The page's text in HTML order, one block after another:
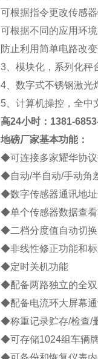
可根据指令更改传感
可根据不同的应用环
防止利用简单电路改
3、模块化，系列化秤
4、数字式不锈钢激光
5、计算机操控，全中
高24小时：1381-
地磅厂家基本功能：
◆可连接多家耀华协
◆自动/半自动/手动角
◆数字传感器通讯地
◆单个传感器数据查
◆二档分度值自动切换
◆非线性修正功能和
◆定时关机功能
◆配备两路独立的全双
◆配备电流环大屏幕
◆称重记录贮存/检查/
◆可存储1024组车辆